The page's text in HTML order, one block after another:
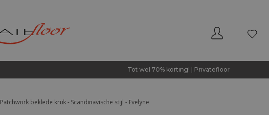
Tot wel 70% korting! | Privatefloor
Patchwork beklede kruk - Scandinavische stijl - Evelyne